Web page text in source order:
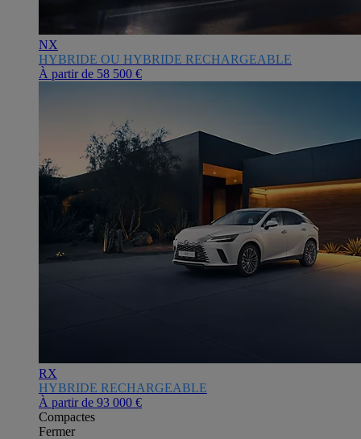
NX
HYBRIDE OU HYBRIDE RECHARGEABLE
À partir de 58 500 €
RX
HYBRIDE RECHARGEABLE
À partir de 93 000 €
Compactes
Fermer